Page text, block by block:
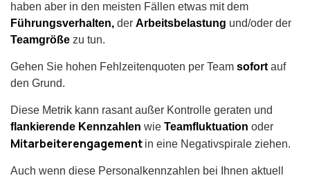
haben aber in den meisten Fällen etwas mit dem
Führungsverhalten, der Arbeitsbelastung und/oder der
Teamgröße zu tun.
Gehen Sie hohen Fehlzeitenquoten per Team sofort auf
den Grund.
Diese Metrik kann rasant außer Kontrolle geraten und
flankierende Kennzahlen wie Teamfluktuation oder
Mitarbeiterengagement in eine Negativspirale ziehen.
Auch wenn diese Personalkennzahlen bei Ihnen aktuell